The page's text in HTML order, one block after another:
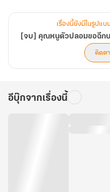
เรื่องนี้ยังมีในรูปแ
ติดต
อีบุ๊กจากเรื่องนี้